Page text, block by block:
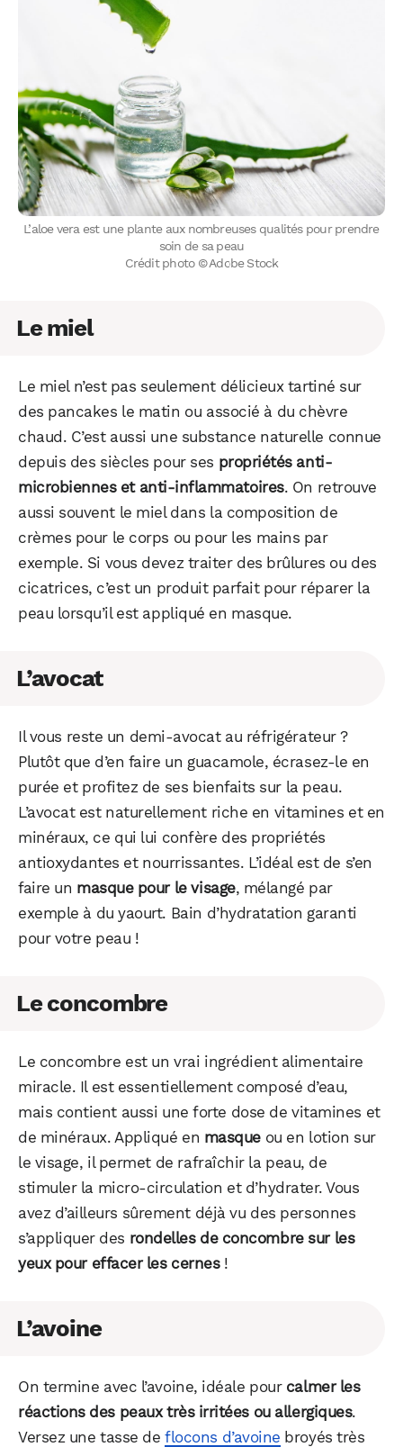
L’aloe vera est une plante aux nombreuses qualités pour prendre
soin de sa peau
Crédit photo © Adobe Stock
Le miel
Le miel n’est pas seulement délicieux tartiné sur
des pancakes le matin ou associé à du chèvre
chaud. C’est aussi une substance naturelle connue
depuis des siècles pour ses propriétés anti-
microbiennes et anti-inflammatoires. On retrouve
aussi souvent le miel dans la composition de
crèmes pour le corps ou pour les mains par
exemple. Si vous devez traiter des brûlures ou des
cicatrices, c’est un produit parfait pour réparer la
peau lorsqu’il est appliqué en masque.
L’avocat
Il vous reste un demi-avocat au réfrigérateur ?
Plutôt que d’en faire un guacamole, écrasez-le en
purée et profitez de ses bienfaits sur la peau.
L’avocat est naturellement riche en vitamines et en
minéraux, ce qui lui confère des propriétés
antioxydantes et nourrissantes. L’idéal est de s’en
faire un masque pour le visage, mélangé par
exemple à du yaourt. Bain d’hydratation garanti
pour votre peau !
Le concombre
Le concombre est un vrai ingrédient alimentaire
miracle. Il est essentiellement composé d’eau,
mais contient aussi une forte dose de vitamines et
de minéraux. Appliqué en masqueou en lotion sur
le visage, il permet de rafraîchir la peau, de
stimuler la micro-circulation et d’hydrater. Vous
avez d’ailleurs sûrement déjà vu des personnes
s’appliquer des rondelles de concombre sur les
yeux pour effacer les cernes!
L’avoine
On termine avec l’avoine, idéale pour calmer les
réactions des peaux très irritées ou allergiques.
Versez une tasse deflocons d’avoine broyés très
WhatsApp Telegram Email
Facebook X LinkedIn